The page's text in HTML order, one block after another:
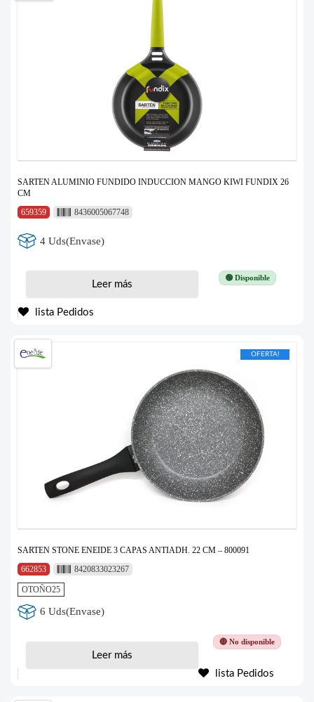
SARTEN ALUMINIO FUNDIDO INDUCCION MANGO KIWI FUNDIX 26
CM
659359
8436005067748
4 Uds(Envase)
🟢 Disponible
Leer más
lista Pedidos
OFERTA!
SARTEN STONE ENEIDE 3 CAPAS ANTIADH. 22 CM – 800091
662853
8420833023267
OTOÑO25
6 Uds(Envase)
🔴 No disponible
Leer más
lista Pedidos